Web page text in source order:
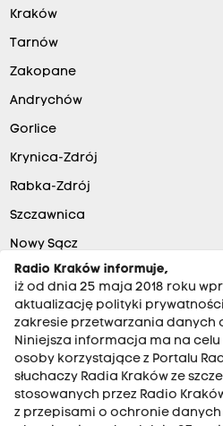
Kraków
Tarnów
Zakopane
Andrychów
Gorlice
Krynica-Zdrój
Rabka-Zdrój
Szczawnica
Nowy Sącz
RADIO KRAKÓW SA. Aleja Juliusza
Radio Kraków informuje,
iż od dnia 25 maja 2018 roku
aktualizację polityki
zakresie przetwarzania danych
Niniejsza informacja ma na
osoby korzystające z Portalu
słuchaczy Radia Kraków ze
stosowanych przez Radio
z przepisami o ochronie